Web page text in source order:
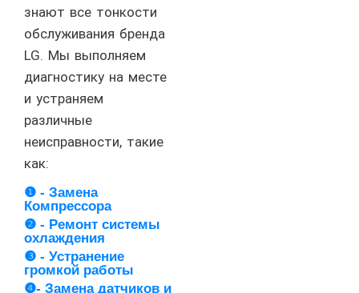
знают все тонкости
обслуживания бренда
LG. Мы выполняем
диагностику на месте
и устраняем
различные
неисправности, такие
как:
❶ - Замена
Компрессора
❷ - Ремонт системы
охлаждения
❸ - Устранение
громкой работы
❹- Замена датчиков и